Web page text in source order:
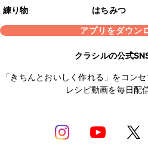
練り物
はちみつ
アプリをダウン
クラシルの公式
「きちんとおいしく作れる」をコン
レシピ動画を毎日配